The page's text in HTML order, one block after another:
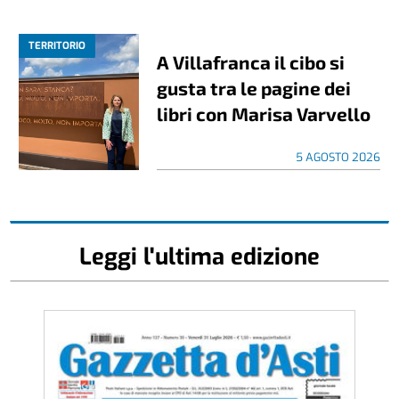
TERRITORIO
A Villafranca il cibo si
gusta tra le pagine dei
libri con Marisa Varvello
5 AGOSTO 2026
Leggi l'ultima edizione